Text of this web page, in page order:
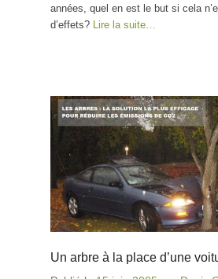
années, quel en est le but si cela
d’effets? Lire la suite…
Un arbre à la place d’une